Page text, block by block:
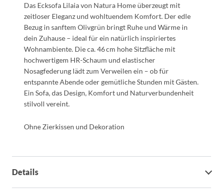
Das Ecksofa Lilaiavon Natura Home überzeugt mit
zeitloser Eleganz und wohltuendem Komfort. Der edle
Bezug in sanftem Olivgrün bringt Ruhe und Wärme in
dein Zuhause – ideal für ein natürlich inspiriertes
Wohnambiente. Die ca. 46 cm hohe Sitzfläche mit
hochwertigem HR-Schaum und elastischer
Nosagfederung lädt zum Verweilen ein – ob für
entspannte Abende oder gemütliche Stunden mit Gästen.
Ein Sofa, das Design, Komfort und Naturverbundenheit
stilvoll vereint.
Ohne Zierkissen und Dekoration
Details